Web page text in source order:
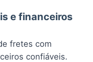
e financeiros
fretes com
confiáveis.